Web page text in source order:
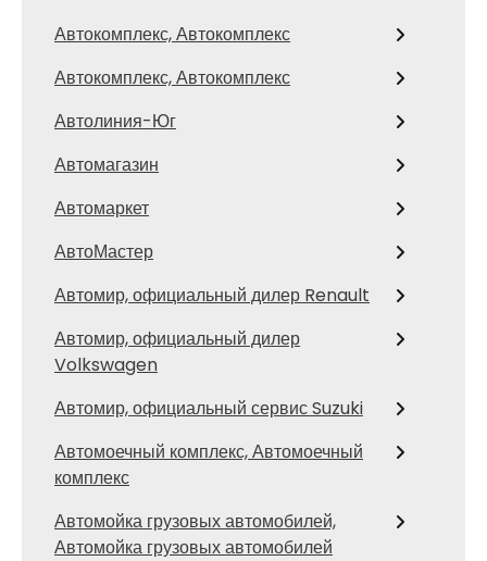
Автокомплекс, Автокомплекс
Автокомплекс, Автокомплекс
Автолиния-Юг
Автомагазин
Автомаркет
АвтоМастер
Автомир, официальный дилер Renault
Автомир, официальный дилер
Volkswagen
Автомир, официальный сервис Suzuki
Автомоечный комплекс, Автомоечный
комплекс
Автомойка грузовых автомобилей,
Автомойка грузовых автомобилей